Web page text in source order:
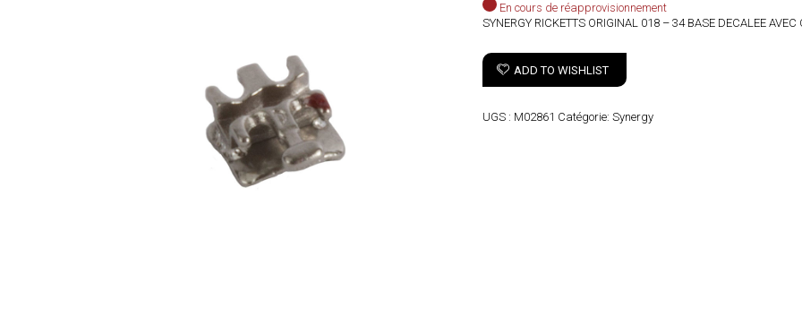
En cours de réapprovisionnement
SYNERGY RICKETTS ORIGINAL 018 – 34 BASE DECALEE AVEC
ADD TO WISHLIST
UGS : M02861 Catégorie:Synergy